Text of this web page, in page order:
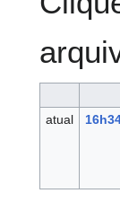
atual